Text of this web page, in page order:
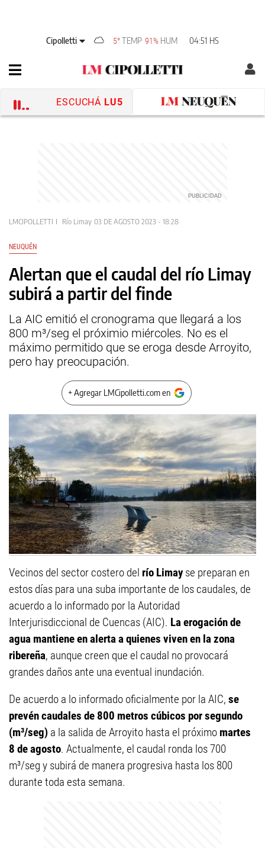
Cipolletti 5° TEMP 91% HUM 04:51 HS
ESCUCHÁ LU5
LMCIPOLLETTI Río Limay 03 DE AGOSTO 2023 - 18:28
NEUQUÉN
Alertan que el caudal del río Limay
subirá a partir del finde
La AIC emitió el cronograma que llegará a los
800 m³/seg el próximio miércoles. No es el
máximo permitido que se eroga desde Arroyito,
pero hay preocupación.
+ Agregar LMCipolletti.com en
Vecinos del sector costero del río Limayse preparan en
estos días para una suba importante de los caudales, de
acuerdo a lo informado por la Autoridad
Interjurisdiccional de Cuencas (AIC). La erogación de
agua mantiene en alerta a quienes viven en la zona
ribereña, aunque creen que el caudal no provocará
grandes daños ante una eventual inundación.
De acuerdo a lo informado oficialmente por la AIC, se
prevén caudales de 800 metros cúbicos por segundo
(m³/seg) a la salida de Arroyito hasta el próximo martes
8 de agosto. Actualmente, el caudal ronda los 700
m³/seg y subirá de manera progresiva hasta los 800
durante toda esta semana.